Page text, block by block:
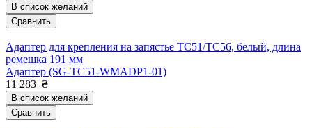
В список желаний
Сравнить
Адаптер для крепления на запястье TC51/TC56, белый, длина
ремешка 191 мм
Адаптер (SG-TC51-WMADP1-01)
11 283 ₴
В список желаний
Сравнить